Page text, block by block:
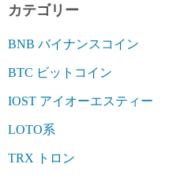
カテゴリー
BNB バイナンスコイン
BTC ビットコイン
IOST アイオーエスティー
LOTO系
TRX トロン